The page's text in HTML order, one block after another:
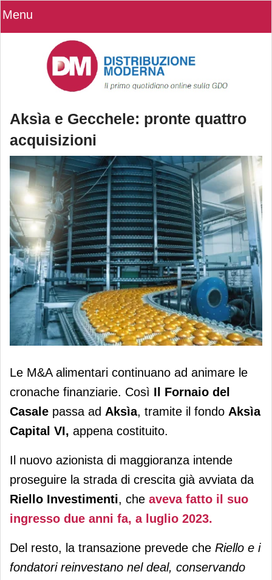
Menu
Aksìa e Gecchele: pronte quattro
acquisizioni
Aksìa e Gecchele: pronte quattro
Le M&A alimentari continuano ad animare le
cronache finanziarie. Così Il Fornaio del
Casale passa ad Aksìa, tramite il fondo Aksìa
Capital VI, appena costituito.
Il nuovo azionista di maggioranza intende
proseguire la strada di crescita già avviata da
Riello Investimenti, che aveva fatto il suo
ingresso due anni fa, a luglio 2023.
Del resto, la transazione prevede che Riello e i
fondatori reinvestano nel deal, conservando